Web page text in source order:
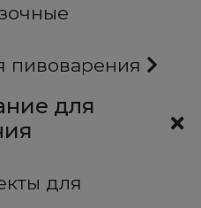
пивоварения
для
для